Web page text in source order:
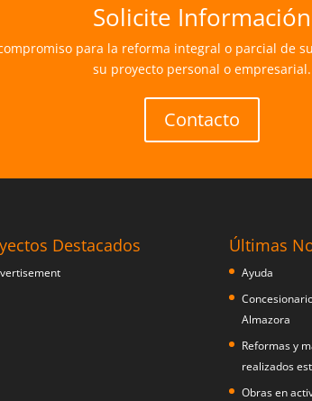
Solicite Información
para la reforma integral o parcial de
su proyecto personal o empresarial.
Contacto
Destacados Últimas
Ayuda
Almazora
Reformas y
realizados
Obras en